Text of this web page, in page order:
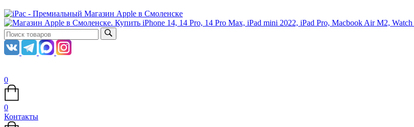
0
0
Контакты